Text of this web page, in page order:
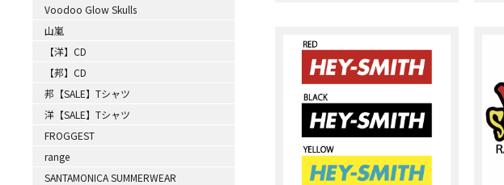
Voodoo Glow Skulls
山嵐
【洋】CD
【邦】CD
邦【SALE】Tシャツ
洋【SALE】Tシャツ
FROGGEST
range
SANTAMONICA SUMMERWEAR